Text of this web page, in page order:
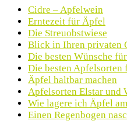
Cidre – Apfelwein
Erntezeit für Äpfel
Die Streuobstwiese
Blick in Ihren privaten
Die besten Wünsche
Die besten Apfelsorten
Äpfel haltbar machen
Apfelsorten Elstar und
Wie lagere ich Äpfel
Einen Regenbogen